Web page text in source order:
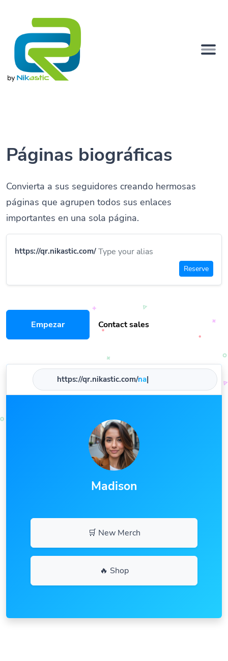
Páginas biográficas
Convierta a sus seguidores creando hermosas
páginas que agrupen todos sus enlaces
importantes en una sola página.
https://qr.nikastic.com/
Reserve
Empezar Contact sales
https://qr.nikastic.com/name
Madison
🛒 New Merch
🔥 Shop